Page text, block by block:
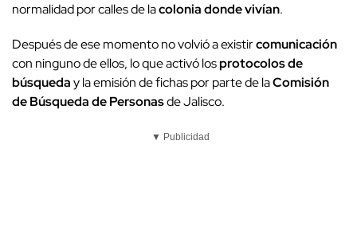
normalidad por calles de lacolonia donde vivían.
Después de ese momento no volvió a existircomunicación
con ninguno de ellos, lo que activó losprotocolos de
búsqueday la emisión de fichas por parte de laComisión
de Búsqueda de Personasde Jalisco.
▼ Publicidad